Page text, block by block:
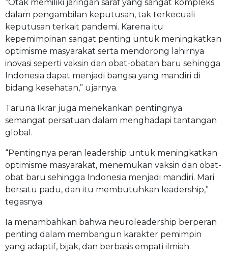
“Otak memiliki jaringan saraf yang sangat kompleks
dalam pengambilan keputusan, tak terkecuali
keputusan terkait pandemi. Karena itu
kepemimpinan sangat penting untuk meningkatkan
optimisme masyarakat serta mendorong lahirnya
inovasi seperti vaksin dan obat-obatan baru sehingga
Indonesia dapat menjadi bangsa yang mandiri di
bidang kesehatan,” ujarnya.
Taruna Ikrar juga menekankan pentingnya
semangat persatuan dalam menghadapi tantangan
global.
“Pentingnya peran leadership untuk meningkatkan
optimisme masyarakat, menemukan vaksin dan obat-
obat baru sehingga Indonesia menjadi mandiri. Mari
bersatu padu, dan itu membutuhkan leadership,”
tegasnya.
Ia menambahkan bahwa neuroleadership berperan
penting dalam membangun karakter pemimpin
yang adaptif, bijak, dan berbasis empati ilmiah.